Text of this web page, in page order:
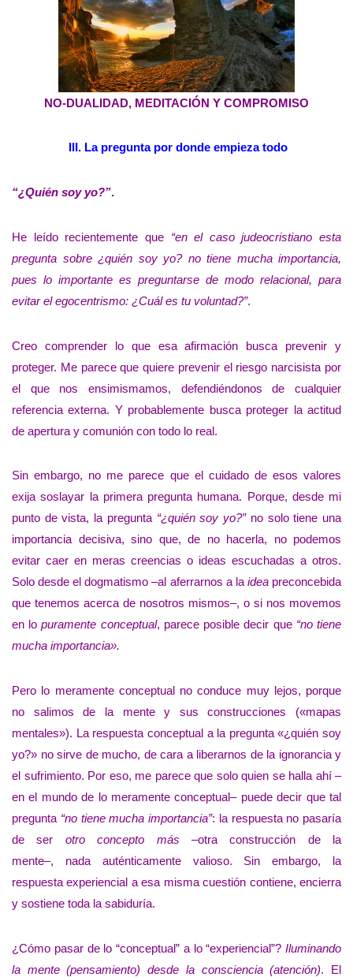
NO-DUALIDAD, MEDITACIÓN Y COMPROMISO
III. La pregunta por donde empieza todo
“¿Quién soy yo?”.
He leído recientemente que “en el caso judeocristiano esta
pregunta sobre ¿quién soy yo? no tiene mucha importancia,
pues lo importante es preguntarse de modo relacional, para
evitar el egocentrismo: ¿Cuál es tu voluntad?”.
Creo comprender lo que esa afirmación busca prevenir y
proteger. Me parece que quiere prevenir el riesgo narcisista por
el que nos ensimismamos, defendiéndonos de cualquier
referencia externa. Y probablemente busca proteger la actitud
de apertura y comunión con todo lo real.
Sin embargo, no me parece que el cuidado de esos valores
exija soslayar la primera pregunta humana. Porque, desde mi
punto de vista, la pregunta “¿quién soy yo?” no solo tiene una
importancia decisiva, sino que, de no hacerla, no podemos
evitar caer en meras creencias o ideas escuchadas a otros.
Solo desde el dogmatismo –al aferrarnos a la idea preconcebida
que tenemos acerca de nosotros mismos–, o si nos movemos
en lopuramente conceptual, parece posible decir que “no tiene
mucha importancia».
Pero lo meramente conceptual no conduce muy lejos, porque
no salimos de la mente y sus construcciones («mapas
mentales»). La respuesta conceptual a la pregunta «¿quién soy
yo?» no sirve de mucho, de cara a liberarnos de la ignorancia y
el sufrimiento. Por eso, me parece que solo quien se halla ahí –
en el mundo de lo meramente conceptual– puede decir que tal
pregunta “no tiene mucha importancia”: la respuesta no pasaría
de ser otro concepto más –otra construcción de la
mente–, nada auténticamente valioso. Sin embargo, la
respuesta experiencial a esa misma cuestión contiene, encierra
y sostiene toda la sabiduría.
¿Cómo pasar de lo “conceptual” a lo “experiencial”? Iluminando
la mente (pensamiento) desde la consciencia (atención). El